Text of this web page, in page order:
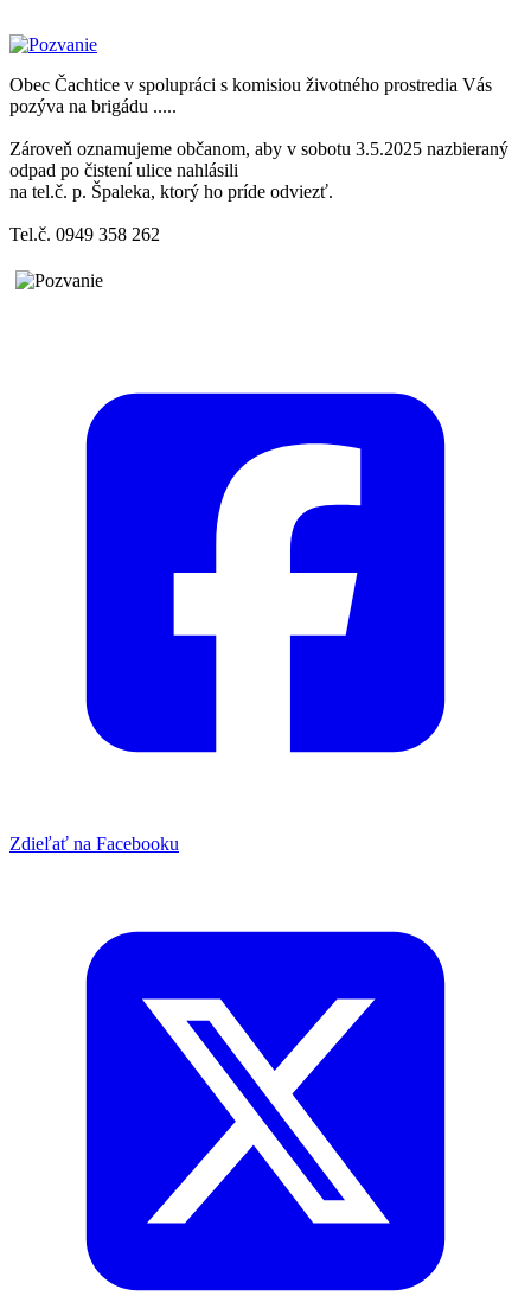
Obec Čachtice v spolupráci s komisiou životného prostredia Vás
pozýva na brigádu .....
Zároveň oznamujeme občanom, aby v sobotu 3.5.2025 nazbieraný
odpad po čistení ulice nahlásili
na tel.č. p. Špaleka, ktorý ho príde odviezť.
Tel.č. 0949 358 262
Zdieľať na Facebooku